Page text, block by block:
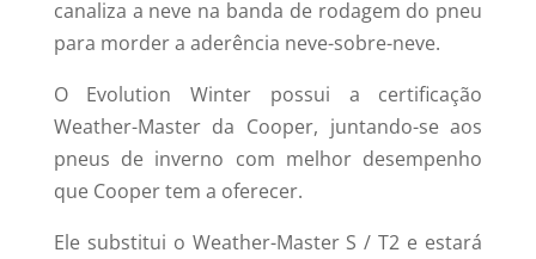
canaliza a neve na banda de rodagem do pneu
para morder a aderência neve-sobre-neve.
O Evolution Winter possui a certificação
Weather-Master da Cooper, juntando-se aos
pneus de inverno com melhor desempenho
que Cooper tem a oferecer.
Ele substitui o Weather-Master S / T2 e estará